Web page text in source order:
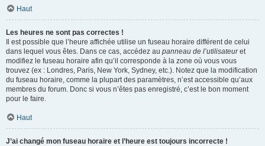
Haut
Les heures ne sont pas correctes !
Il est possible que l’heure affichée utilise un fuseau horaire différent de celui
dans lequel vous êtes. Dans ce cas, accédez au panneau de l’utilisateuret
modifiez le fuseau horaire afin qu’il corresponde à la zone où vous vous
trouvez (ex : Londres, Paris, New York, Sydney, etc.). Notez que la modification
du fuseau horaire, comme la plupart des paramètres, n’est accessible qu’aux
membres du forum. Donc si vous n’êtes pas enregistré, c’est le bon moment
pour le faire.
Haut
J’ai changé mon fuseau horaire et l’heure est toujours incorrecte !